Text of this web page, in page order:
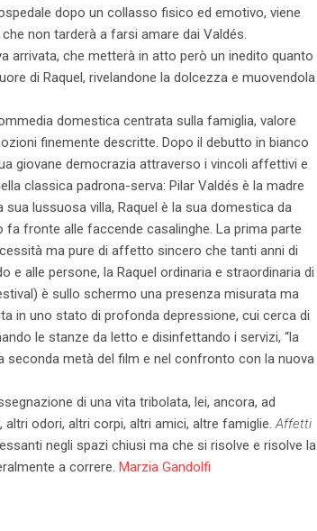
dopo un collasso fisico ed emotivo, viene
non tarderà a farsi amare dai Valdés.
arrivata, che metterà in atto però un inedito quanto
di Raquel, rivelandone la dolcezza e muovendola
domestica centrata sulla famiglia, valore
finemente descritte. Dopo il debutto in bianco
giovane democrazia attraverso i vincoli affettivi e
classica padrona-serva: Pilar Valdés è la madre
lussuosa villa, Raquel è la sua domestica da
fronte alle faccende casalinghe. La prima parte
ma pure di affetto sincero che tanti anni di
e alle persone, la Raquel ordinaria e straordinaria di
è sullo schermo una presenza misurata ma
in uno stato di profonda depressione, cui cerca di
le stanze da letto e disinfettando i servizi, “la
seconda metà del film e nel confronto con la nuova
di una vita tribolata, lei, ancora, ad
odori, altri corpi, altri amici, altre famiglie.Affetti
negli spazi chiusi ma che si risolve e risolve la
a correre. Marzia Gandolfi